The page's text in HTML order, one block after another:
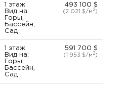
1 этаж
Вид на:
Горы,
Бассейн,
Сад
493 100 $
(2 021 $/м 2)
1 этаж
Вид на:
Горы,
Бассейн,
Сад
591 700 $
(1 953 $/м 2)